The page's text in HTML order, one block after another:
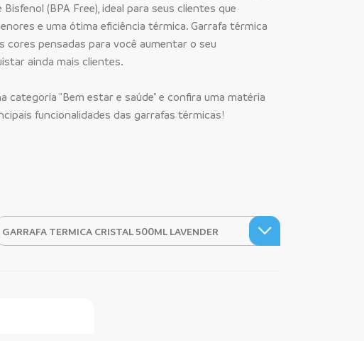
(BPA Free), ideal para seus clientes que
e uma ótima eficiência térmica. Garrafa térmica
cores pensadas para você aumentar o seu
ainda mais clientes.
categoria "Bem estar e saúde" e confira uma matéria
funcionalidades das garrafas térmicas!